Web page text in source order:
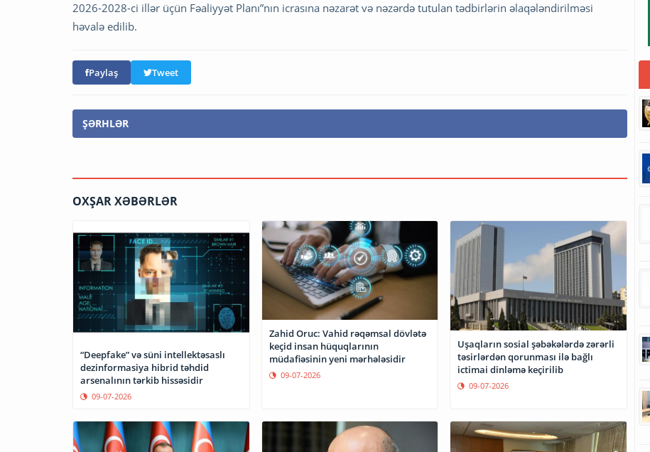
2026-2028-ci illər üçün Fəaliyyət Planı”nın icrasına nəzarət və nəzərdə tutulan tədbirlərin əlaqələndirilməsi
həvalə edilib.
Paylaş Tweet
ŞƏRHLƏR
OXŞAR XƏBƏRLƏR
“Deepfake” və süni intellektəsaslı
dezinformasiya hibrid təhdid
arsenalının tərkib hissəsidir
09-07-2026
Zahid Oruc: Vahid rəqəmsal dövlətə
keçid insan hüquqlarının
müdafiəsinin yeni mərhələsidir
09-07-2026
Uşaqların sosial şəbəkələrdə zərərli
təsirlərdən qorunması ilə bağlı
ictimai dinləmə keçirilib
09-07-2026